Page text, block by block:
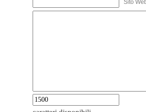
Sito